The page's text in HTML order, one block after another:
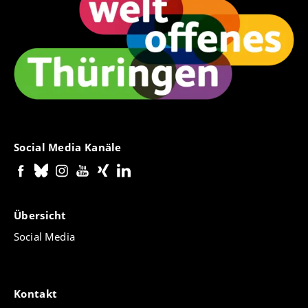
er erlaubt Aussagen darüber, wie Persönlichkeit und
Individuum in dieser Gesellschaft konzeptualisiert
wurden. Die Einweihung in Mysterien erscheint so
neben Bestattungsbräuchen als rituelle performance
eben dieser Konzepte und damit auch von
Individualität.
Social Media Kanäle
Übersicht
Social Media
Kontakt